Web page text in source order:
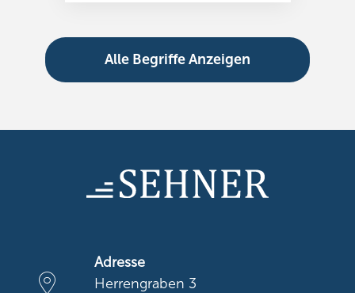
Alle Begriffe Anzeigen
Adresse
Herrengraben 3